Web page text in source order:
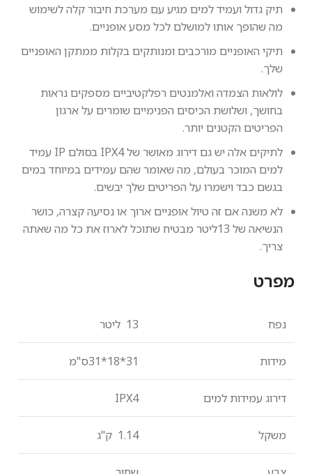
תיק גדול ועמיד למים מגיע עם מערכת חיבור קלה לשימוש
מה שהופך אותו למושלם לכל מסע אופניים.
תיקי האופניים מורכבים ומנותקים בקלות ממתקן האופניים
שלך.
לולאות הצמדה ואלמנטים רפלקטיביים מספקים נראות
בחושך, ושלושת הכיסים הפנימיים שומרים על ארגון
הפריטים הקטנים יותר.
לתיקים אלה יש גם דירוג מאושר של IPX4 בסולם IP עמיד
למים המוכר בעולם, מה שאומר שהם עמידים במיוחד במים
בגשם כבד וישמרו על הפריטים שלך יבשים.
לא משנה אם זה טיול אופניים ארוך או נסיעה קצרה, כושר
הנשיאה של 13ליטר מבטיח שתוכל לארוז את כל מה שאתה
צריך.
מפרט
נפח 13 ליטר
מידות 31*18*31ס"מ
דירוג עמידות למים IPX4
משקל 1.14 ק"ג